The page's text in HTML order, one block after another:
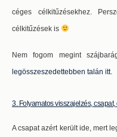
céges célkitűzésekhez.
célkitűzések is
Nem fogom megint
legösszeszedettebben talán itt.
3. Folyamatos visszajelzés,
A csapat azért került ide, mert